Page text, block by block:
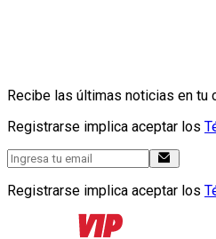
Recibe las últimas noticias en tu
Registrarse implica aceptar los
Registrarse implica aceptar los